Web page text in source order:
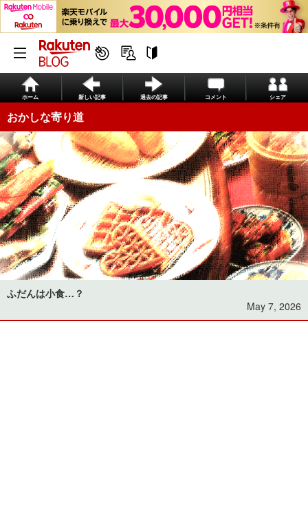
ホーム 新しい記事 過去の記事 コメント シェア
おかしな寄り道
ふだんは小食…？
May 7, 2026